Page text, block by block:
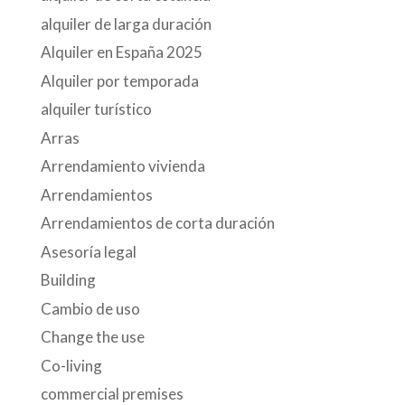
alquiler de larga duración
Alquiler en España 2025
Alquiler por temporada
alquiler turístico
Arras
Arrendamiento vivienda
Arrendamientos
Arrendamientos de corta duración
Asesoría legal
Building
Cambio de uso
Change the use
Co-living
commercial premises